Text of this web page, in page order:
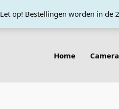
Let op! Bestellingen worden in de
Home